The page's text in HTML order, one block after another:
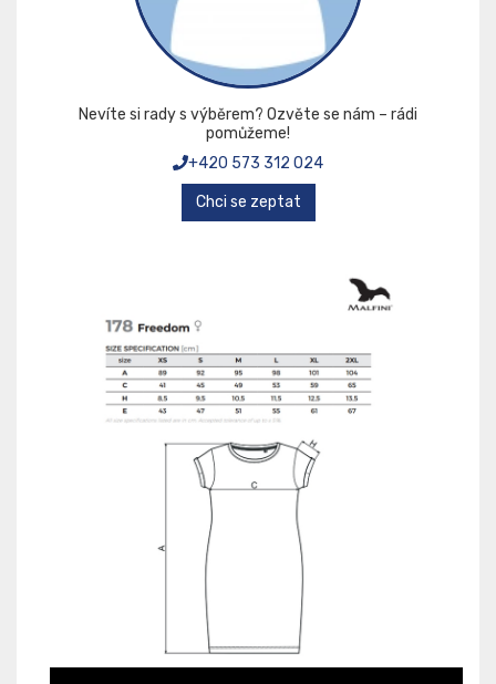
Nevíte si rady s výběrem? Ozvěte se nám – rádi
pomůžeme!
+420 573 312 024
Chci se zeptat